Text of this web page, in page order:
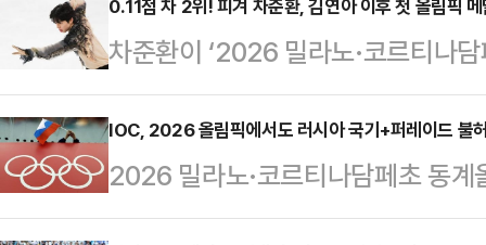
지난해는 전남 무안국제공항에서
소됐다.강원특별자치도에서 프로
상 처음으로 구단 연고지가 아닌 지
지로 뜨거웠다. 지난 15일 예매 오
팬이 체육관에 들어와 축제를 만끽
팬들로 북적였고, …
0.11점 차 2위! 피겨 차준환, 김연아 이후 첫 올림픽
차준환이 ‘2026 밀라노·코르티나
에서 은메달 쾌거를 이뤘다.차준
26 국제빙상경기연맹(ISU) 4대륙
서 클린 연기를 뽐내며 184.73점(
받아 1위에 올랐다.차준환의 올해
IOC, 2026 올림픽에서도 러시아 국기+퍼레이드 불
2026 밀라노·코르티나담페초 동
행진이 불허됐다.25일(한국시각)